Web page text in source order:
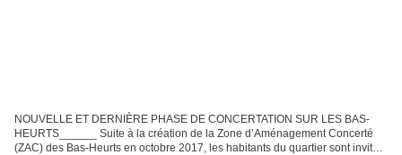
NOUVELLE ET DERNIÈRE PHASE DE CONCERTATION SUR LES BAS-
HEURTS______ Suite à la création de la Zone d’Aménagement Concerté
(ZAC) des Bas-Heurts en octobre 2017, les habitants du quartier sont invités